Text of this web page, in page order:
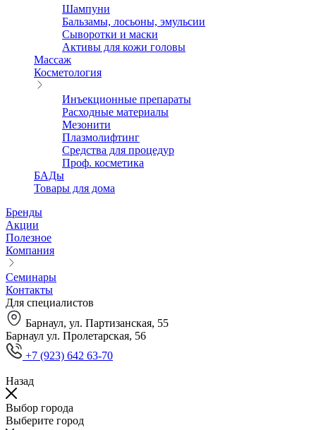
Шампуни
Бальзамы, лосьоны, эмульсии
Сыворотки и маски
Активы для кожи головы
Массаж
Косметология
Инъекционные препараты
Расходные материалы
Мезонити
Плазмолифтинг
Средства для процедур
Проф. косметика
БАДы
Товары для дома
Бренды
Акции
Полезное
Компания
Семинары
Контакты
Для специалистов
Барнаул, ул. Партизанская, 55
Барнаул ул. Пролетарская, 56
+7 (923) 642 63-70
Назад
Выбор города
Выберите город